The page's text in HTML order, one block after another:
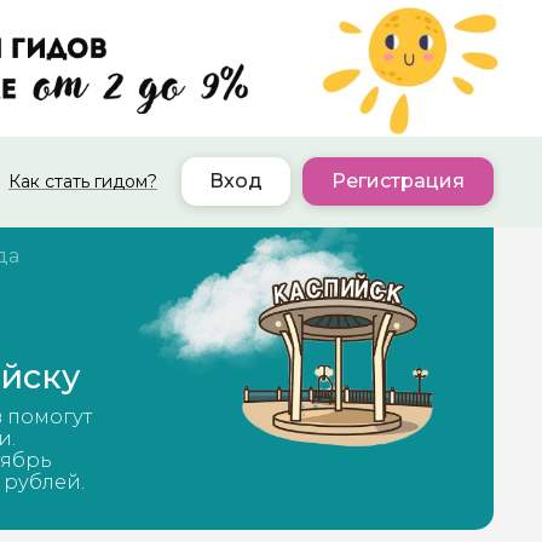
Как стать гидом? Вход Регистрация
помогут